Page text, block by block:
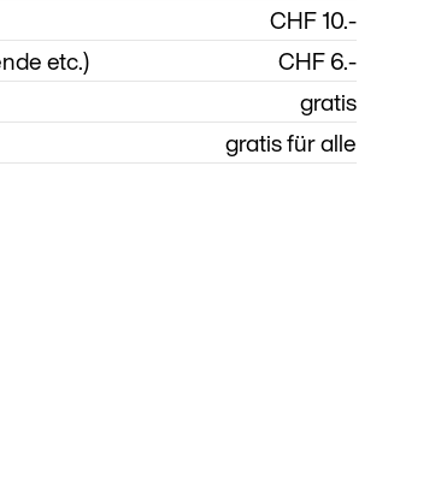
CHF 10.-
etc.)
CHF 6.-
gratis
gratis für alle